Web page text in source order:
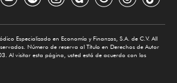
Especializado en Economía y Finanzas, S.A. de C.V. All
Número de reserva al Título en Derechos de Autor
Al visitar esta página, usted está de acuerdo con los